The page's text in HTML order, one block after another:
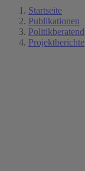
Startseite
Publikationen
Politikberatend
Projektberichte